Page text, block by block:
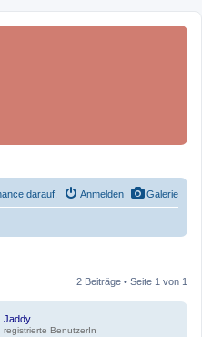
Galerie
Anmelden
darauf.
2 Beiträge • Seite 1 von 1
Jaddy
registrierte BenutzerIn